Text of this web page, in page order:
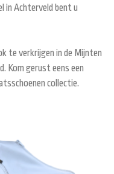
in Achterveld bent u
te verkrijgen in de Mijnten
Kom gerust eens een
collectie.